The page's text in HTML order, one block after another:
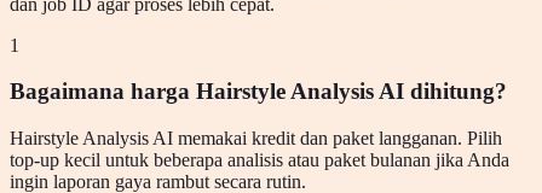
1
Bagaimana harga Hairstyle Analysis AI dihitung?
Hairstyle Analysis AI memakai kredit dan paket langganan. Pilih
top-up kecil untuk beberapa analisis atau paket bulanan jika Anda
ingin laporan gaya rambut secara rutin.